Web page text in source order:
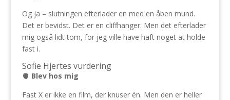
Og ja – slutningen efterlader en med en åben mund.
Det er bevidst. Det er en cliffhanger. Men det efterlader
mig også lidt tom, for jeg ville have haft noget at holde
fast i.
Sofie Hjertes vurdering
🫀 Blev hos mig
Fast X er ikke en film, der knuser én. Men den er heller